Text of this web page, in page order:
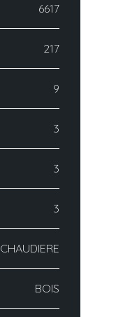
6617
217
9
3
3
3
CHAUDIERE
BOIS